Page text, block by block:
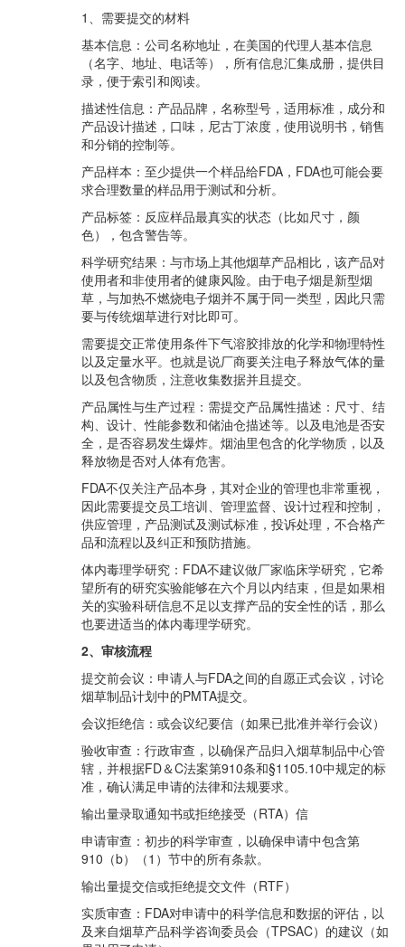
1、需要提交的材料
基本信息：公司名称地址，在美国的代理人基本信息
（名字、地址、电话等），所有信息汇集成册，提供目
录，便于索引和阅读。
描述性信息：产品品牌，名称型号，适用标准，成分和
产品设计描述，口味，尼古丁浓度，使用说明书，销售
和分销的控制等。
产品样本：至少提供一个样品给FDA，FDA也可能会要
求合理数量的样品用于测试和分析。
产品标签：反应样品最真实的状态（比如尺寸，颜
色），包含警告等。
科学研究结果：与市场上其他烟草产品相比，该产品对
使用者和非使用者的健康风险。由于电子烟是新型烟
草，与加热不燃烧电子烟并不属于同一类型，因此只需
要与传统烟草进行对比即可。
需要提交正常使用条件下气溶胶排放的化学和物理特性
以及定量水平。也就是说厂商要关注电子释放气体的量
以及包含物质，注意收集数据并且提交。
产品属性与生产过程：需提交产品属性描述：尺寸、结
构、设计、性能参数和储油仓描述等。以及电池是否安
全，是否容易发生爆炸。烟油里包含的化学物质，以及
释放物是否对人体有危害。
FDA不仅关注产品本身，其对企业的管理也非常重视，
因此需要提交员工培训、管理监督、设计过程和控制，
供应管理，产品测试及测试标准，投诉处理，不合格产
品和流程以及纠正和预防措施。
体内毒理学研究：FDA不建议做厂家临床学研究，它希
望所有的研究实验能够在六个月以内结束，但是如果相
关的实验科研信息不足以支撑产品的安全性的话，那么
也要进适当的体内毒理学研究。
2、审核流程
提交前会议：申请人与FDA之间的自愿正式会议，讨论
烟草制品计划中的PMTA提交。
会议拒绝信：或会议纪要信（如果已批准并举行会议）
验收审查：行政审查，以确保产品归入烟草制品中心管
辖，并根据FD＆C法案第910条和§1105.10中规定的标
准，确认满足申请的法律和法规要求。
输出量录取通知书或拒绝接受（RTA）信
申请审查：初步的科学审查，以确保申请中包含第
910（b）（1）节中的所有条款。
输出量提交信或拒绝提交文件（RTF）
实质审查：FDA对申请中的科学信息和数据的评估，以
及来自烟草产品科学咨询委员会（TPSAC）的建议（如